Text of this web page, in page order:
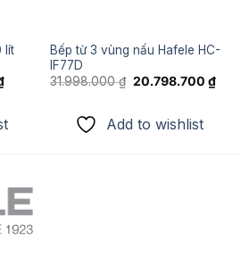
lít
Giá
hiện
8.626.150 ₫.
Bếp từ 3 vùng nấu Hafele HC-
IF77D
31.998.000₫ Giá
31.998.000 ₫.
20.798.700 ₫Giá
hiện
Add to wishlist